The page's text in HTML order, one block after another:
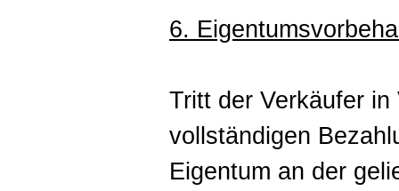
6.
Tritt der Verkäufer
vollständigen
Eigentum an der